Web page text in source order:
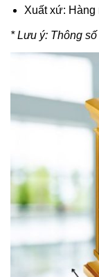
Xuất xứ: Hàng
* Lưu ý: Thông